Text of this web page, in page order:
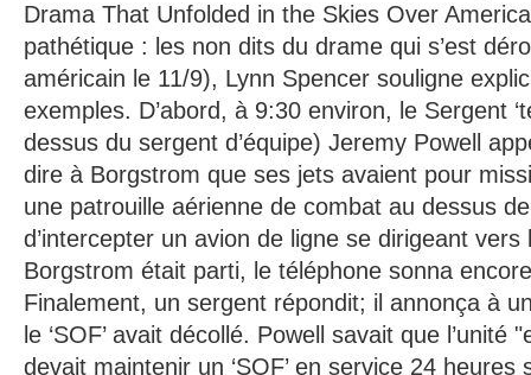
Drama That Unfolded in the Skies Over
pathétique : les non dits du drame qui s’est
américain le 11/9), Lynn Spencer souligne
exemples. D’abord, à 9:30 environ, le Sergent
dessus du sergent d’équipe) Jeremy Powell
dire à Borgstrom que ses jets avaient pour
une patrouille aérienne de combat au dessus
d’intercepter un avion de ligne se dirigeant
Borgstrom était parti, le téléphone sonna
Finalement, un sergent répondit; il annonça à
le ‘SOF’ avait décollé. Powell savait que l’unité
devait maintenir un ‘SOF’ en service 24